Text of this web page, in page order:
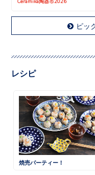
ピッ
レシピ
焼売パーティー！